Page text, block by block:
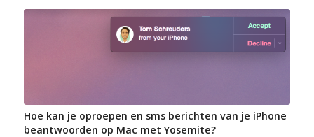
Hoe kan je oproepen en sms berichten van je iPhone
beantwoorden op Mac met Yosemite?